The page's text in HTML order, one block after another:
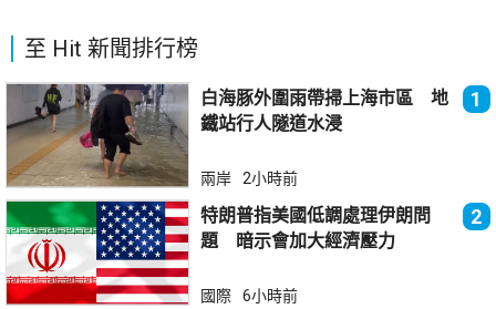
至 Hit 新聞排行榜
白海豚外圍雨帶掃上海市區 地
鐵站行人隧道水浸
1
兩岸 2小時前
特朗普指美國低調處理伊朗問
題 暗示會加大經濟壓力
2
國際 6小時前